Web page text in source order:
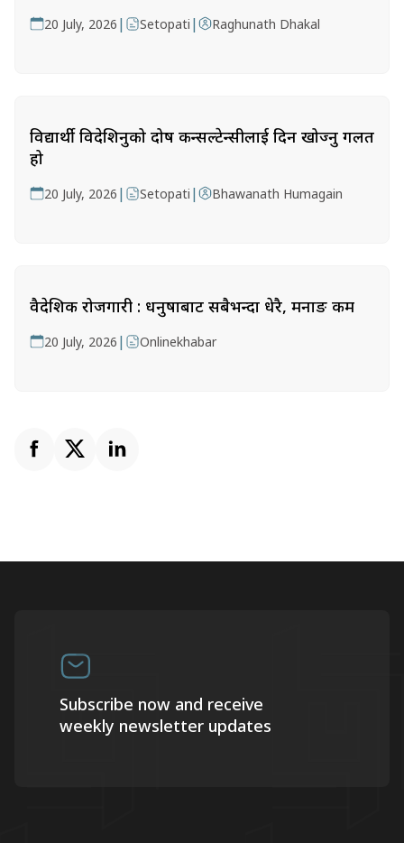
20 July, 2026 | Setopati | Raghunath Dhakal
विद्यार्थी विदेशिनुको दोष कन्सल्टेन्सीलाई दिन खोज्नु गलत
हो
20 July, 2026 | Setopati | Bhawanath Humagain
वैदेशिक रोजगारी : धनुषाबाट सबैभन्दा धेरै, मनाङ कम
20 July, 2026 | Onlinekhabar
Subscribe now and receive
weekly newsletter updates